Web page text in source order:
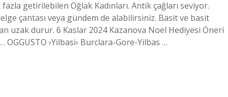
fazla getirilebilen Oğlak Kadınları. Antik çağları seviyor.
çantası veya gündem de alabilirsiniz. Basit ve basit
uzak durur. 6 Kaslar 2024 Kazanova Noel Hediyesi Öneri
›Yilbasi› Burclara-Gore-Yilbas …